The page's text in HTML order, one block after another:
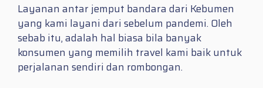
Layanan antar jemput bandara dari Kebumen
yang kami layani dari sebelum pandemi. Oleh
sebab itu, adalah hal biasa bila banyak
konsumen yang memilih travel kami baik untuk
perjalanan sendiri dan rombongan.